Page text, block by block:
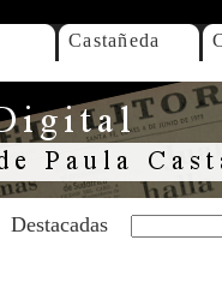
Castañeda
Destacadas